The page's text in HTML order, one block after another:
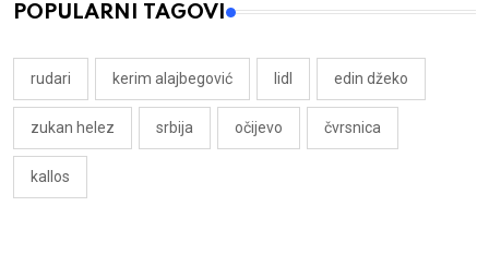
POPULARNI TAGOVI
rudari kerim alajbegović lidl edin džeko
zukan helez srbija očijevo čvrsnica
kallos